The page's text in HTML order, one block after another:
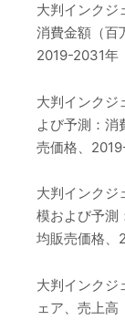
大判インクジ
消費金額（百
2019-2031年
大判インクジ
よび予測：消
売価格、
大判インクジ
模および予測
均販売価格、
大判インクジ
ェア、売上